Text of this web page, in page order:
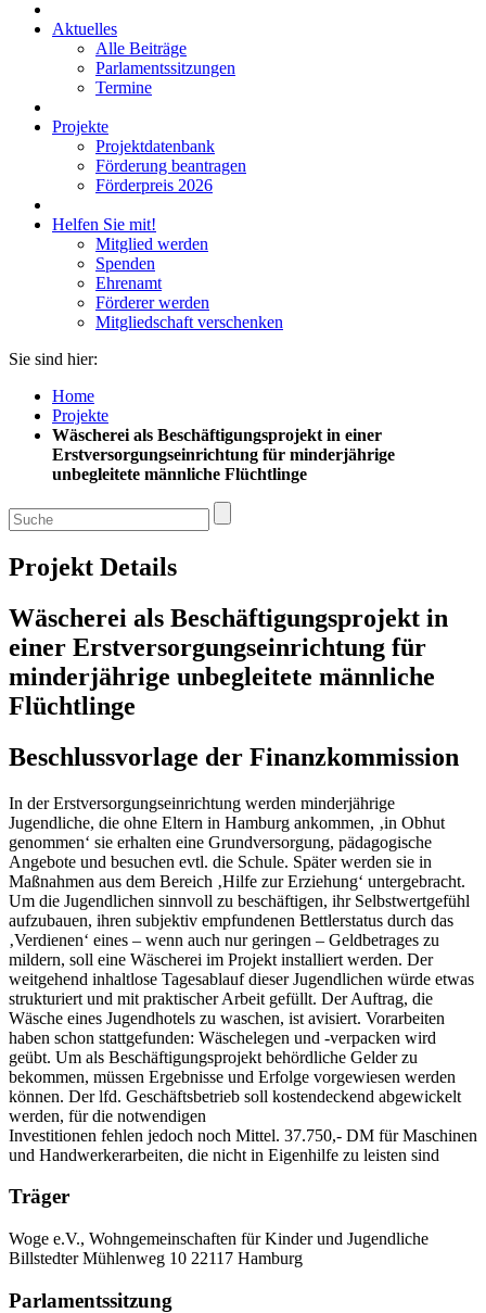
Aktuelles
Alle Beiträge
Parlamentssitzungen
Termine
Projekte
Projektdatenbank
Förderung beantragen
Förderpreis 2026
Helfen Sie mit!
Mitglied werden
Spenden
Ehrenamt
Förderer werden
Mitgliedschaft verschenken
Sie sind hier:
Home
Projekte
Wäscherei als Beschäftigungsprojekt in einer
Erstversorgungseinrichtung für minderjährige
unbegleitete männliche Flüchtlinge
Projekt Details
Wäscherei als Beschäftigungsprojekt in
einer Erstversorgungseinrichtung für
minderjährige unbegleitete männliche
Flüchtlinge
Beschlussvorlage der Finanzkommission
In der Erstversorgungseinrichtung werden minderjährige
Jugendliche, die ohne Eltern in Hamburg ankommen, ‚in Obhut
genommen‘ sie erhalten eine Grundversorgung, pädagogische
Angebote und besuchen evtl. die Schule. Später werden sie in
Maßnahmen aus dem Bereich ‚Hilfe zur Erziehung‘ untergebracht.
Um die Jugendlichen sinnvoll zu beschäftigen, ihr Selbstwertgefühl
aufzubauen, ihren subjektiv empfundenen Bettlerstatus durch das
‚Verdienen‘ eines – wenn auch nur geringen – Geldbetrages zu
mildern, soll eine Wäscherei im Projekt installiert werden. Der
weitgehend inhaltlose Tagesablauf dieser Jugendlichen würde etwas
strukturiert und mit praktischer Arbeit gefüllt. Der Auftrag, die
Wäsche eines Jugendhotels zu waschen, ist avisiert. Vorarbeiten
haben schon stattgefunden: Wäschelegen und -verpacken wird
geübt. Um als Beschäftigungsprojekt behördliche Gelder zu
bekommen, müssen Ergebnisse und Erfolge vorgewiesen werden
können. Der lfd. Geschäftsbetrieb soll kostendeckend abgewickelt
werden, für die notwendigen
Investitionen fehlen jedoch noch Mittel. 37.750,- DM für Maschinen
und Handwerkerarbeiten, die nicht in Eigenhilfe zu leisten sind
Träger
Woge e.V., Wohngemeinschaften für Kinder und Jugendliche
Billstedter Mühlenweg 10 22117 Hamburg
Parlamentssitzung